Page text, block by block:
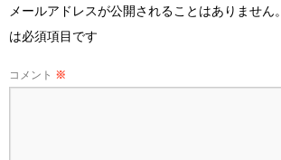
メールアドレスが公開されることはありません。
は必須項目です
コメント ※